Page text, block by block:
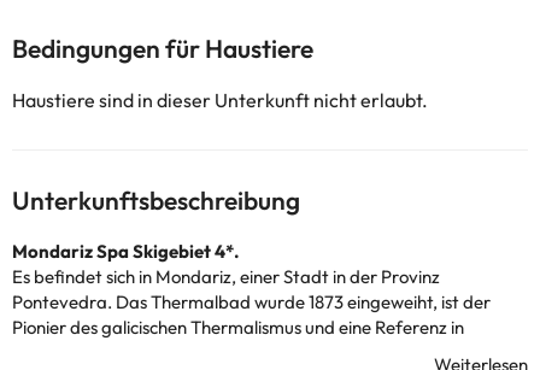
Bedingungen für Haustiere
Haustiere sind in dieser Unterkunft nicht erlaubt.
Unterkunftsbeschreibung
Mondariz Spa Skigebiet 4*.
Es befindet sich in Mondariz, einer Stadt in der Provinz
Pontevedra. Das Thermalbad wurde 1873 eingeweiht, ist der
Pionier des galicischen Thermalismus und eine Referenz in